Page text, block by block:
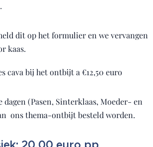
dit op het formulier en we vervangen
kaas.
cava bij het ontbijt a €12,50 euro
(Pasen, Sinterklaas, Moeder- en
ons thema-ontbijt besteld worden.